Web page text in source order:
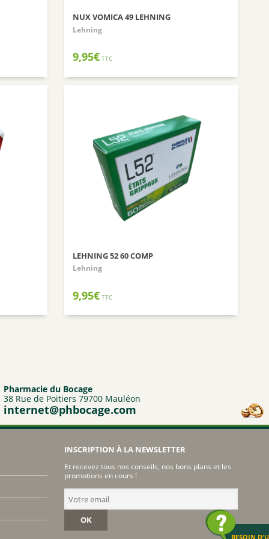
LABCATAL
ROYER COSMETIQUE
CENTIFOLIA
ABOCA
GILBERT
Dr.Hauschka
NUX VOMICA 49 LEHNING
Lehning
9,95€ TTC
LEHNING 52 60 COMP
Lehning
9,95€ TTC
Pharmacie du Bocage
38 Rue de Poitiers 79700 Mauléon
internet@phbocage.com
INSCRIPTION À LA NEWSLETTER
Et recevez tous nos conseils, nos bons plans et les
promotions en cours !
OK
BESOIN